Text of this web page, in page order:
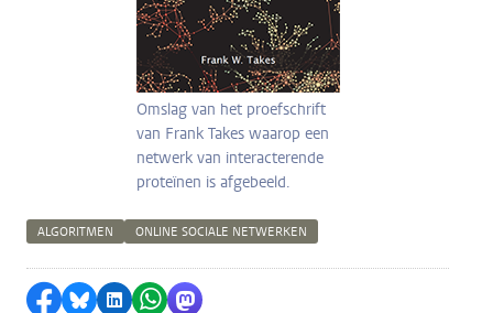
Omslag van het proefschrift
van Frank Takes waarop een
netwerk van interacterende
proteïnen is afgebeeld.
ALGORITMEN ONLINE SOCIALE NETWERKEN
Delen op Facebook
Delen via Bluesky
Delen op LinkedIn
Delen via WhatsApp
Delen via Mastodon